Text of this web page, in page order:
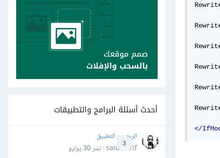
</
أحدث أسئلة البرامج والتطبيقات
3
الربح من التطبيق
said darif · نشر
30 يوليو